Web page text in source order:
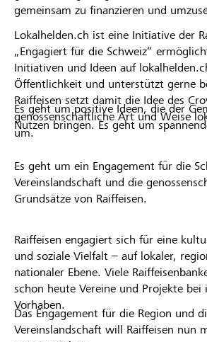
gemeinsam zu finanzieren und
Lokalhelden.ch ist eine Initiative der
„Engagiert für die Schweiz“
Initiativen und Ideen auf
Öffentlichkeit und unterstützt gerne
Raiffeisen setzt damit die Idee des
genossenschaftliche Art und Weise
um.
Es geht um positive Ideen, die der
Nutzen bringen. Es geht um
Es geht um ein Engagement für die
Vereinslandschaft und die
Grundsätze von Raiffeisen.
Raiffeisen engagiert sich für eine
und soziale Vielfalt – auf lokaler,
nationaler Ebene. Viele
schon heute Vereine und Projekte bei
Vorhaben.
Das Engagement für die Region und
Vereinslandschaft will Raiffeisen nun